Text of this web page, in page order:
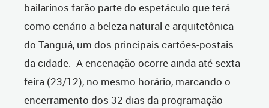
bailarinos farão parte do espetáculo que terá
como cenário a beleza natural e arquitetônica
do Tanguá, um dos principais cartões-postais
da cidade. A encenação ocorre ainda até sexta-
feira (23/12), no mesmo horário, marcando o
encerramento dos 32 dias da programação